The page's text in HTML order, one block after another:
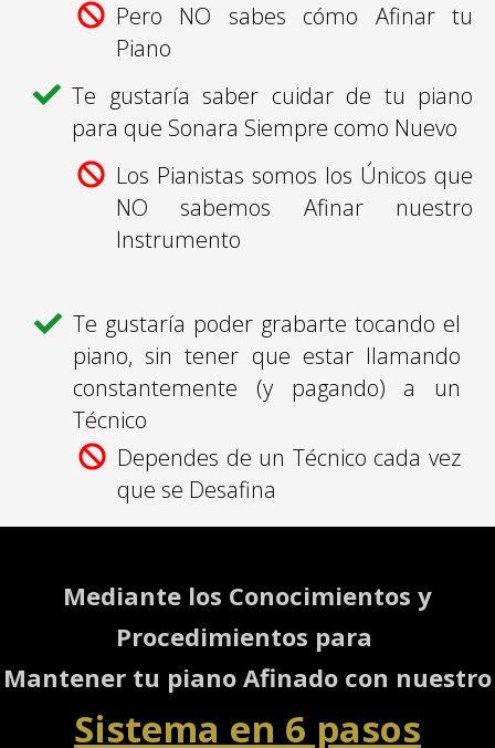
Pero NO sabes cómo Afinar tu
Piano
Te gustaría saber cuidar de tu piano
para que Sonara Siempre como Nuevo
Los Pianistas somos los Únicos que
NO sabemos Afinar nuestro
Instrumento
Te gustaría poder grabarte tocando el
piano, sin tener que estar llamando
constantemente (y pagando) a un
Técnico
Dependes de un Técnico cada vez
que se Desafina
Mediante los Conocimientos y
Procedimientos para
Mantener tu piano Afinado con nuestro
Sistema en 6 pasos